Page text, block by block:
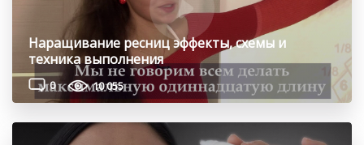
Наращивание ресниц эффекты, схемы и
техника выполнения
0 10 055